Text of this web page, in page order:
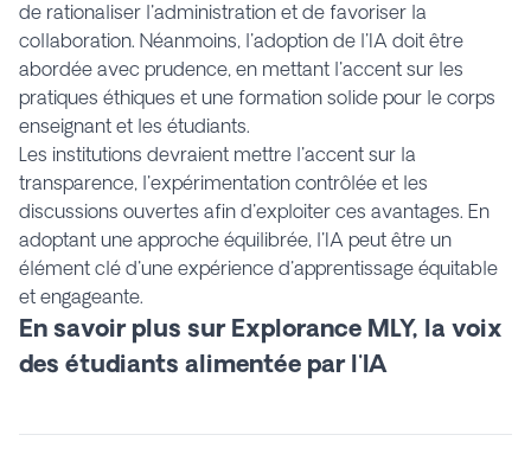
de rationaliser l'administration et de favoriser la
collaboration. Néanmoins, l'adoption de l'IA doit être
abordée avec prudence, en mettant l'accent sur les
pratiques éthiques et une formation solide pour le corps
enseignant et les étudiants.
Les institutions devraient mettre l'accent sur la
transparence, l'expérimentation contrôlée et les
discussions ouvertes afin d'exploiter ces avantages. En
adoptant une approche équilibrée, l'IA peut être un
élément clé d'une expérience d'apprentissage équitable
et engageante.
En savoir plus sur Explorance MLY, la voix
des étudiants alimentée par l'IA